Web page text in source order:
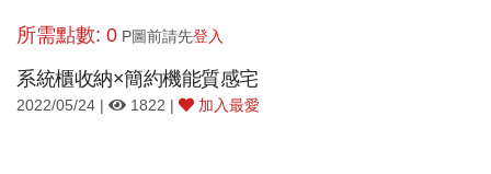
所需點數: 0 P圖前請先登入
系統櫃收納×簡約機能質感宅
2022/05/24 | 1822 | 加入最愛